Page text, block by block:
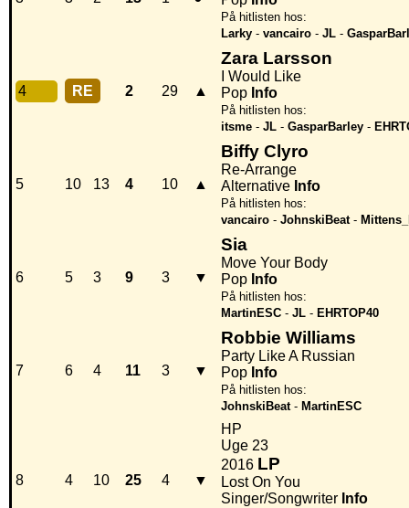
På hitlisten hos:
Larky - vancairo - JL -
4 RE 2 29 ▲
Zara Larsson
I Would Like
Pop Info
På hitlisten hos:
itsme - JL - GasparBarley -
5 10 13 4 10 ▲
Biffy Clyro
Re-Arrange
Alternative Info
På hitlisten hos:
vancairo - JohnskiBeat-
6 5 3 9 3 ▼
Sia
Move Your Body
Pop Info
På hitlisten hos:
MartinESC - JL - EHRTOP40
7 6 4 11 3 ▼
Robbie Williams
Party Like A Russian
Pop Info
På hitlisten hos:
JohnskiBeat- MartinESC
8 4 10 25 4 ▼
HP
Uge 23
2016 LP
Lost On You
Singer/Songwriter Info